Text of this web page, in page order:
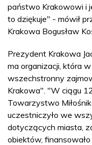
państwo Krakowowi i
to dziękuje" - mówił
Krakowa Bogusław
Prezydent Krakowa
ma organizacji, która
wszechstronny
Krakowa". "W ciągu
Towarzystwo
uczestniczyło we
dotyczących miasta,
obiektów,